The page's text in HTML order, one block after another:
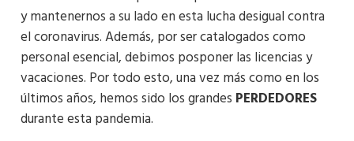
y mantenernos a su lado en esta lucha desigual contra
el coronavirus. Además, por ser catalogados como
personal esencial, debimos posponer las licencias y
vacaciones. Por todo esto, una vez más como en los
últimos años, hemos sido los grandes PERDEDORES
durante esta pandemia.